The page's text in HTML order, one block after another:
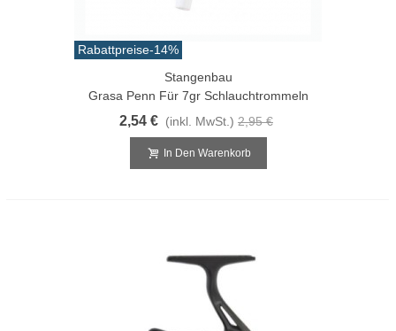
Rabattpreise-14%
Stangenbau
Grasa Penn Für 7gr Schlauchtrommeln
2,54 € (inkl. MwSt.) 2,95 €
In Den Warenkorb